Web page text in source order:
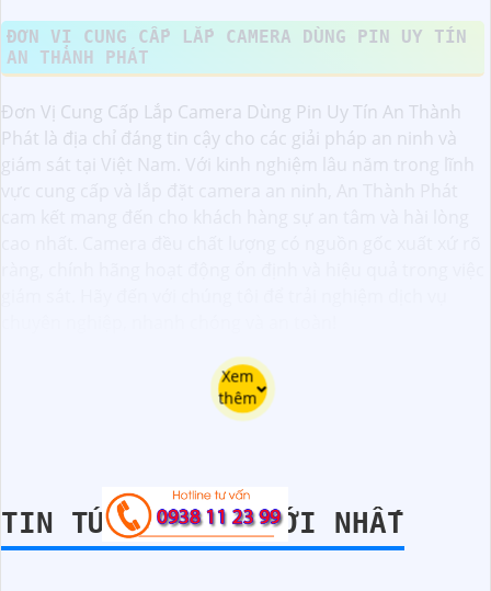
ĐƠN VỊ CUNG CẤP LẮP CAMERA DÙNG PIN UY TÍN
AN THÀNH PHÁT
Đơn Vị Cung Cấp Lắp Camera Dùng Pin Uy Tín An Thành
Phát là địa chỉ đáng tin cậy cho các giải pháp an ninh và
giám sát tại Việt Nam. Với kinh nghiệm lâu năm trong lĩnh
Xem
thêm
TIN TỨC CAMERA MỚI NHẤT